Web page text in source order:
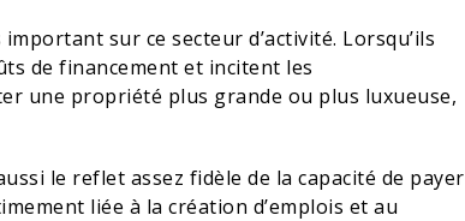
sur ce secteur d’activité. Lorsqu’ils
de financement et incitent les
une propriété plus grande ou plus luxueuse,
le reflet assez fidèle de la capacité de payer
liée à la création d’emplois et au